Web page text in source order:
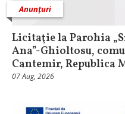
Anunțuri
Licitaţie la Parohia
Ana”-Ghioltosu,
Cantemir, Republica
07 Aug, 2026